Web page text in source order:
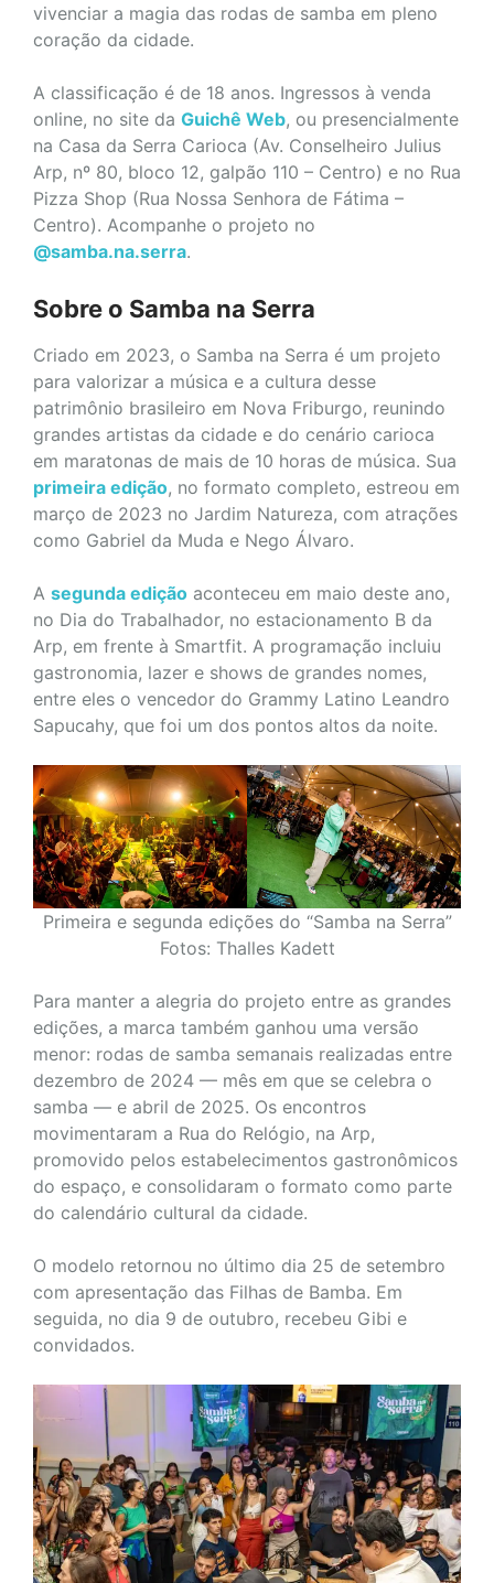
vivenciar a magia das rodas de samba em pleno
coração da cidade.
A classificação é de 18 anos. Ingressos à venda
online, no site da Guichê Web, ou presencialmente
na Casa da Serra Carioca (Av. Conselheiro Julius
Arp, nº 80, bloco 12, galpão 110 – Centro) e no Rua
Pizza Shop (Rua Nossa Senhora de Fátima –
Centro). Acompanhe o projeto no
@samba.na.serra.
Sobre o Samba na Serra
Criado em 2023, o Samba na Serra é um projeto
para valorizar a música e a cultura desse
patrimônio brasileiro em Nova Friburgo, reunindo
grandes artistas da cidade e do cenário carioca
em maratonas de mais de 10 horas de música. Sua
primeira edição, no formato completo, estreou em
março de 2023 no Jardim Natureza, com atrações
como Gabriel da Muda e Nego Álvaro.
A segunda edição aconteceu em maio deste ano,
no Dia do Trabalhador, no estacionamento B da
Arp, em frente à Smartfit. A programação incluiu
gastronomia, lazer e shows de grandes nomes,
entre eles o vencedor do Grammy Latino Leandro
Sapucahy, que foi um dos pontos altos da noite.
Primeira e segunda edições do “Samba na Serra”
Fotos: Thalles Kadett
Para manter a alegria do projeto entre as grandes
edições, a marca também ganhou uma versão
menor: rodas de samba semanais realizadas entre
dezembro de 2024 — mês em que se celebra o
samba — e abril de 2025. Os encontros
movimentaram a Rua do Relógio, na Arp,
promovido pelos estabelecimentos gastronômicos
do espaço, e consolidaram o formato como parte
do calendário cultural da cidade.
O modelo retornou no último dia 25 de setembro
com apresentação das Filhas de Bamba. Em
seguida, no dia 9 de outubro, recebeu Gibi e
convidados.